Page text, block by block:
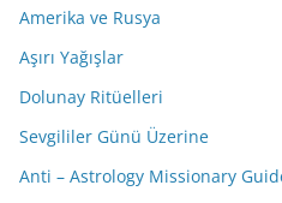
Amerika ve Rusya
Aşırı Yağışlar
Dolunay Ritüelleri
Sevgililer Günü Üzerine
Anti – Astrology Missionary